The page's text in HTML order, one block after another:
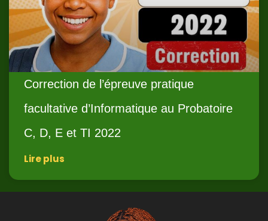
Correction de l’épreuve pratique
facultative d’Informatique au Probatoire
C, D, E et TI 2022
Lire plus